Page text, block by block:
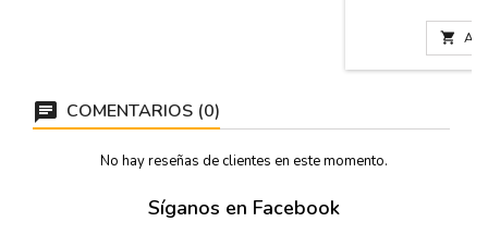

COMENTARIOS (0)
No hay reseñas de clientes en este momento.
Síganos en Facebook